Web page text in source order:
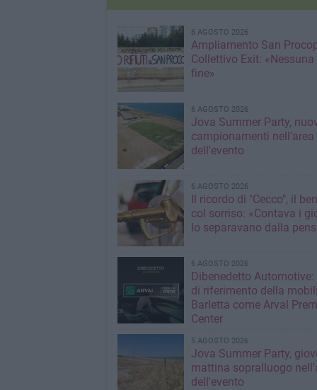
6 AGOSTO 2026
Ampliamento San
Collettivo Exit:
fine»
6 AGOSTO 2026
Jova Summer Party,
campionamenti nell'area
dell'evento
6 AGOSTO 2026
Il ricordo di "Cecco", il
col sorriso: «Contava i
lo separavano dalla
6 AGOSTO 2026
Dibenedetto
di riferimento della
Barletta come Arval
Center
5 AGOSTO 2026
Jova Summer Party,
mattina sopralluogo
dell'evento